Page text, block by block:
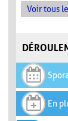
Voir tous
En